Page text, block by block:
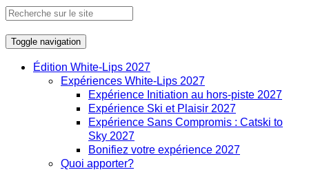
Toggle navigation
Édition White-Lips 2027
Expériences White-Lips 2027
Expérience Initiation au hors-piste 2027
Expérience Ski et Plaisir 2027
Expérience Sans Compromis : Catski to
Sky 2027
Bonifiez votre expérience 2027
Quoi apporter?